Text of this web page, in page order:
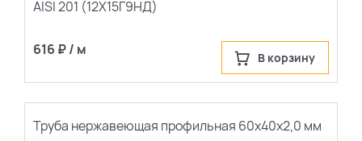
AISI 201 (12Х15Г9НД)
616 ₽ / м В корзину
Труба нержавеющая профильная 60х40х2,0 мм